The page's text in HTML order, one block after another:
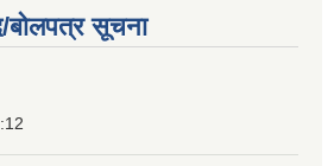
बोलपत्र सूचना